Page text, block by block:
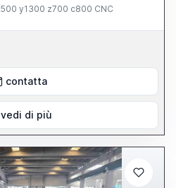
y1300 z700 c800 CNC
contatta
vedi di più